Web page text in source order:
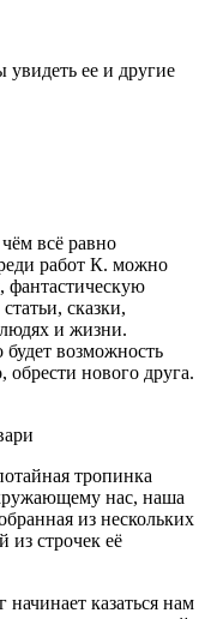
увидеть ее и другие
всё равно
работ К. можно
сказки,
и жизни.
возможность
нового друга.
тропинка
нас, наша
из нескольких
из строчек её
казаться нам